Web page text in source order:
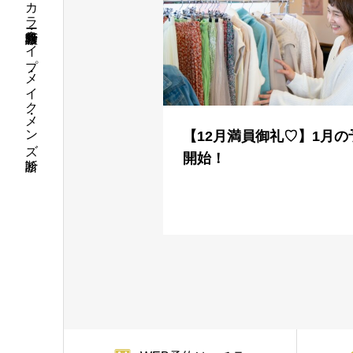
パーソナルカラー・骨格診断・顔タイプ・メイク・メンズ診断
【12月満員御礼♡】1月の
開始！